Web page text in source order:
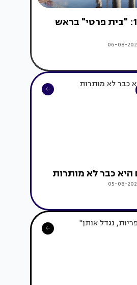
וילה בקומה ה-18: "בית פרטי" בראש
06-08-
היא כבר לא מותרות
05-08-